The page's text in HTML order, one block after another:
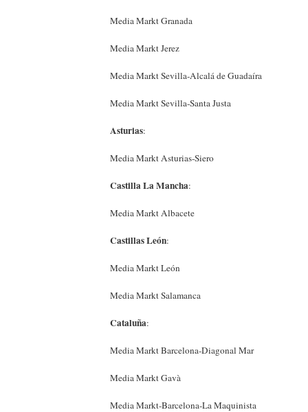
Media Markt Granada
Media Markt Jerez
Media Markt Sevilla-Alcalá de Guadaíra
Media Markt Sevilla-Santa Justa
Asturias:
Media Markt Asturias-Siero
Castilla La Mancha:
Media Markt Albacete
Castillas León:
Media Markt León
Media Markt Salamanca
Cataluña:
Media Markt Barcelona-Diagonal Mar
Media Markt Gavà
Media Markt-Barcelona-La Maquinista